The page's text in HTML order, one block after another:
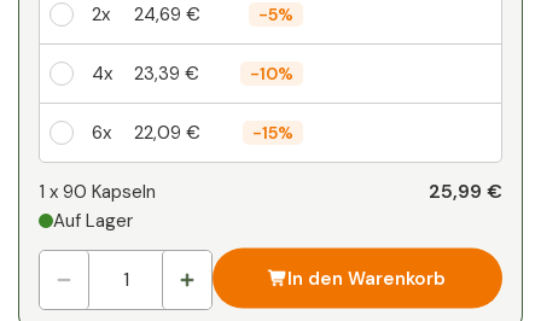
2x 24,69 € -5%
4x 23,39 € -10%
6x 22,09 € -15%
1x
1 x 90 Kapseln
Auf Lager
25,99 €
In den Warenkorb